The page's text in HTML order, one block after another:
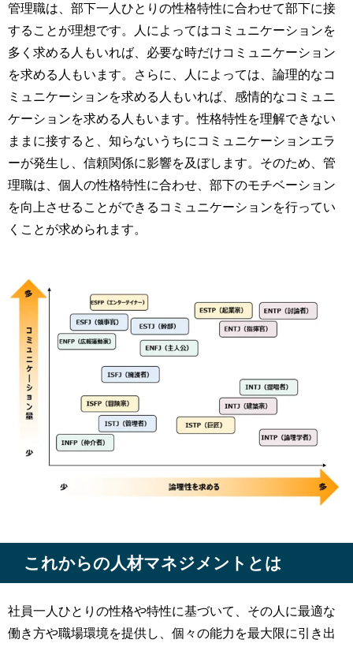
管理職は、部下一人ひとりの性格特性に合わせて部下に接
することが理想です。人によってはコミュニケーションを
多く求める人もいれば、必要な時だけコミュニケーション
を求める人もいます。さらに、人によっては、論理的なコ
ミュニケーションを求める人もいれば、感情的なコミュニ
ケーションを求める人もいます。性格特性を理解できない
ままに接すると、知らないうちにコミュニケーションエラ
ーが発生し、信頼関係に影響を及ぼします。そのため、管
理職は、個人の性格特性に合わせ、部下のモチベーション
を向上させることができるコミュニケーションを行ってい
くことが求められます。
これからの人材マネジメントとは
社員一人ひとりの性格や特性に基づいて、その人に最適な
働き方や職場環境を提供し、個々の能力を最大限に引き出